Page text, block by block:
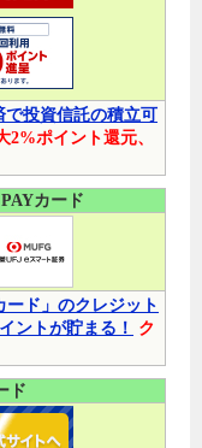
投資信託の積立可
2%ポイント還元、
カード
ード」のクレジット
ントが貯まる！
ク
ド